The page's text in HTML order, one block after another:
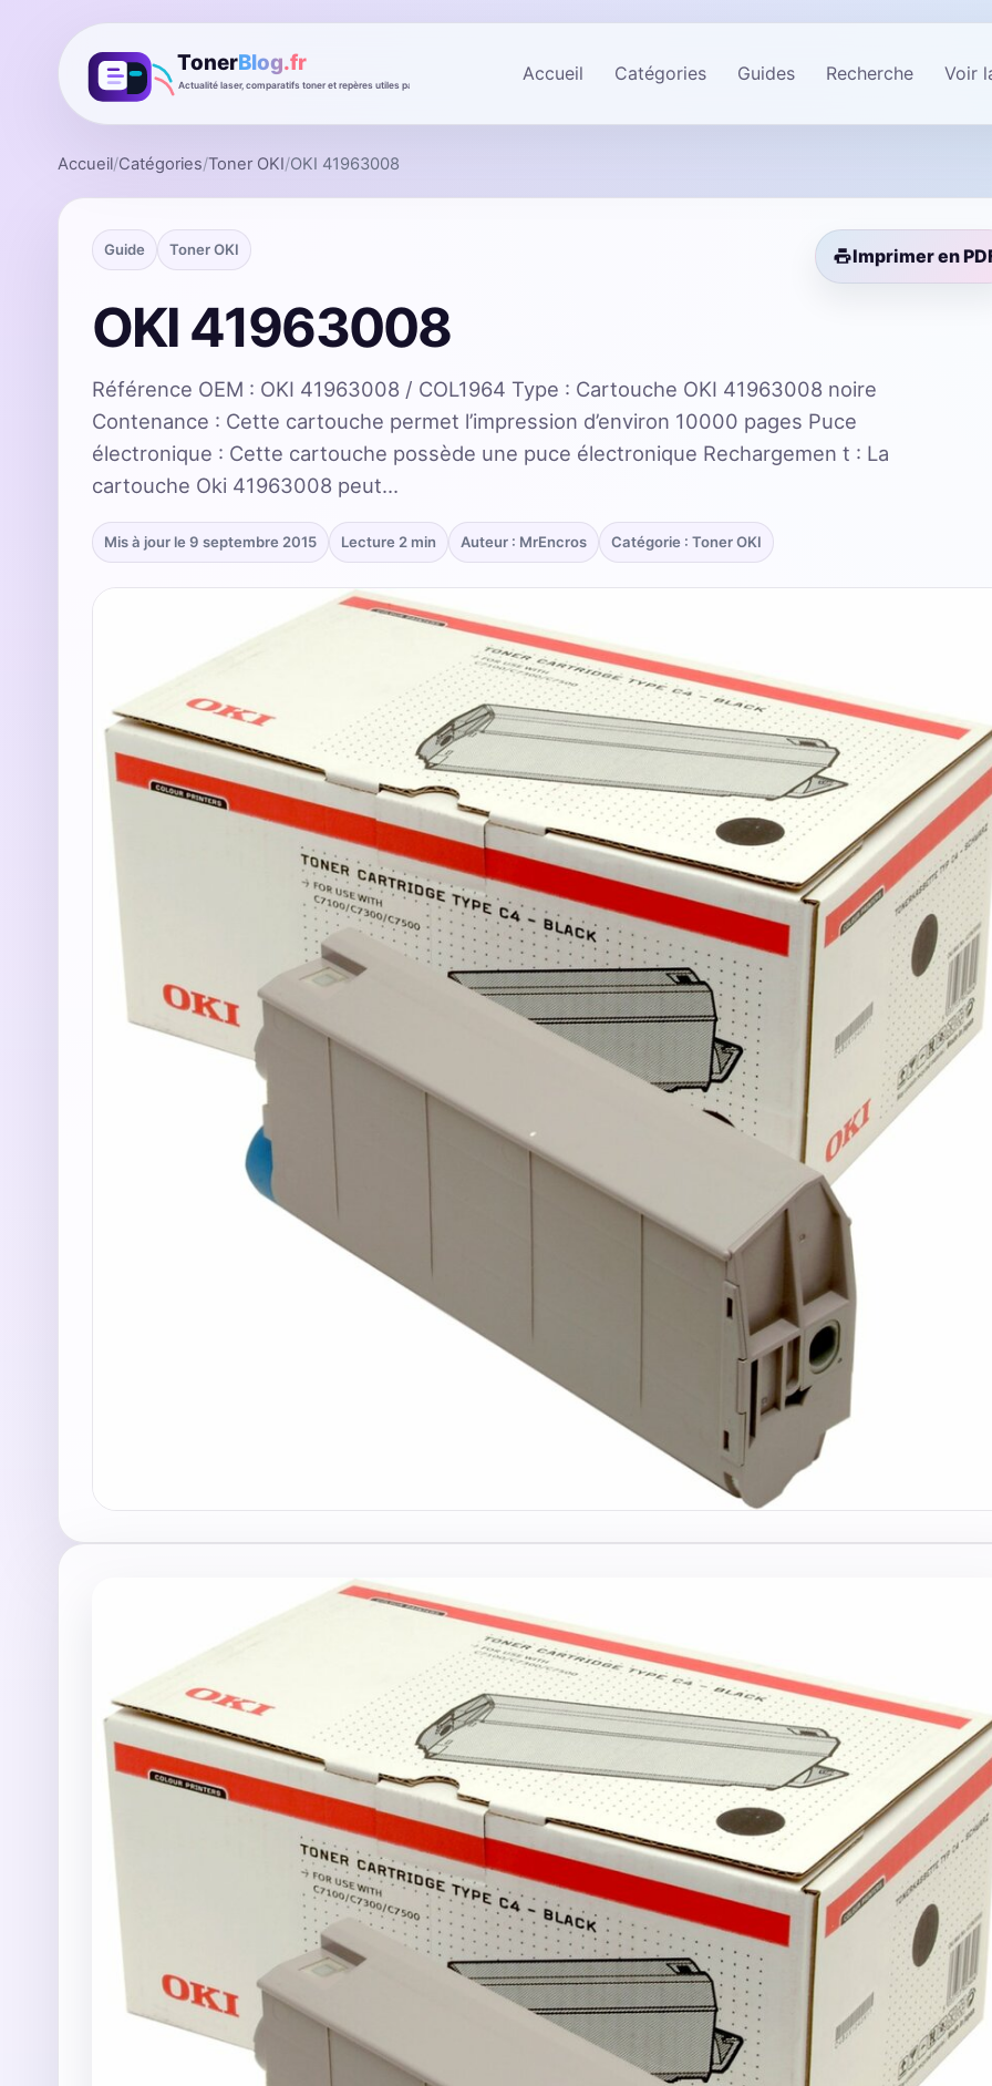
Accueil Catégories Guides Recherche Voir
Accueil/Catégories/Toner OKI/OKI 41963008
Guide Toner OKI Imprimer en
OKI 41963008
Référence OEM : OKI 41963008 / COL1964 Type : Cartouche OKI 41963008 noire
Contenance : Cette cartouche permet l’impression d’environ 10000 pages Puce
électronique : Cette cartouche possède une puce électronique Rechargemen t : La
cartouche Oki 41963008 peut…
Mis à jour le 9 septembre 2015 Lecture 2 min Auteur : MrEncros Catégorie : Toner OKI